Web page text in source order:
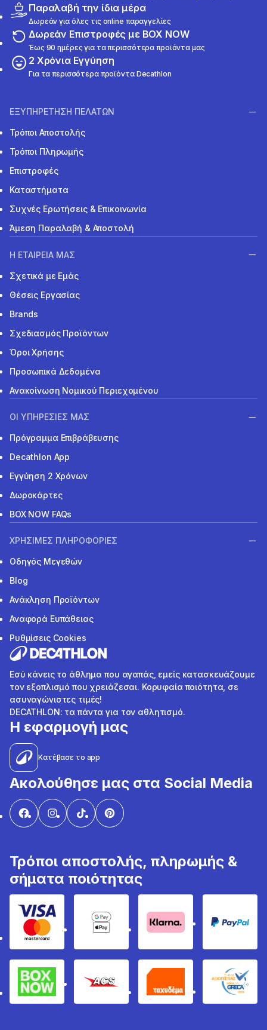
Παραλαβή την ίδια μέρα
Δωρεάν για όλες τις online παραγγελίες
Δωρεάν Επιστροφές με BOX NOW
Έως 90 ημέρες για τα περισσότερα προϊόντα μας
2 Χρόνια Εγγύηση
Για τα περισσότερα προϊόντα Decathlon
ΕΞΥΠΗΡΕΤΗΣΗ ΠΕΛΑΤΩΝ
Τρόποι Αποστολής
Τρόποι Πληρωμής
Επιστροφές
Καταστήματα
Συχνές Ερωτήσεις & Επικοινωνία
Άμεση Παραλαβή & Αποστολή
Η ΕΤΑΙΡΕΙΑ ΜΑΣ
Σχετικά με Εμάς
Θέσεις Εργασίας
Brands
Σχεδιασμός Προϊόντων
Όροι Χρήσης
Προσωπικά Δεδομένα
Ανακοίνωση Νομικού Περιεχομένου
ΟΙ ΥΠΗΡΕΣΙΕΣ ΜΑΣ
Πρόγραμμα Επιβράβευσης
Decathlon App
Εγγύηση 2 Χρόνων
Δωροκάρτες
BOX NOW FAQs
ΧΡΗΣΙΜΕΣ ΠΛΗΡΟΦΟΡΙΕΣ
Οδηγός Μεγεθών
Blog
Ανάκληση Προϊόντων
Αναφορά Ευπάθειας
Ρυθμίσεις Cookies
Εσύ κάνεις το άθλημα που αγαπάς, εμείς κατασκευάζουμε
τον εξοπλισμό που χρειάζεσαι. Κορυφαία ποιότητα, σε
ασυναγώνιστες τιμές!
DECATHLON: τα πάντα για τον αθλητισμό.
Η εφαρμογή μας
Κατέβασε το app
Ακολούθησε μας στα Social Media
Τρόποι αποστολής, πληρωμής &
σήματα ποιότητας
Visa & MastercardGoogle Pay & Apple Pay
Klarna PayPal
Box Now ACS Ταχυδέμα